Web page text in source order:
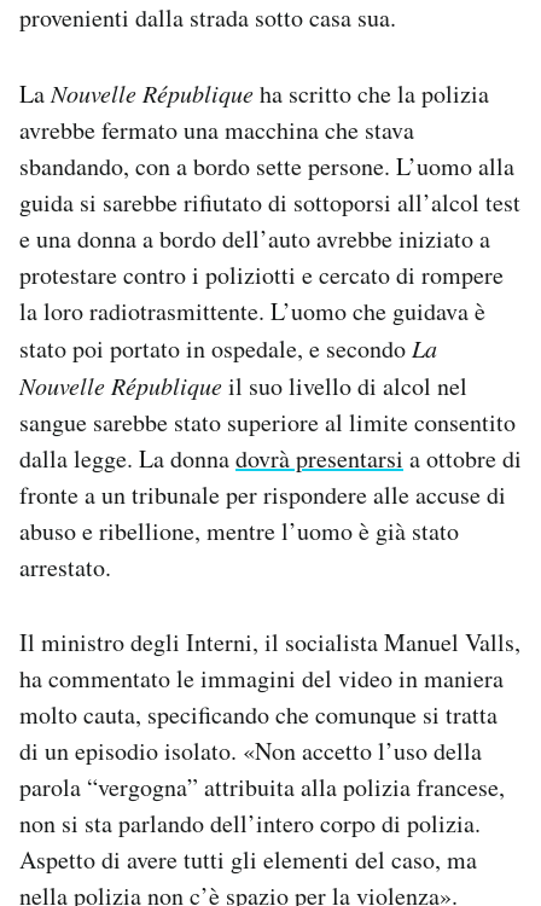
provenienti dalla strada sotto casa sua.
LaNouvelle Républiqueha scritto che la polizia
avrebbe fermato una macchina che stava
sbandando, con a bordo sette persone. L’uomo alla
guida si sarebbe rifiutato di sottoporsi all’alcol test
e una donna a bordo dell’auto avrebbe iniziato a
protestare contro i poliziotti e cercato di rompere
la loro radiotrasmittente. L’uomo che guidava è
stato poi portato in ospedale, e secondoLa
Nouvelle Républiqueil suo livello di alcol nel
sangue sarebbe stato superiore al limite consentito
dalla legge. La donnadovrà presentarsi a ottobre di
fronte a un tribunale per rispondere alle accuse di
abuso e ribellione, mentre l’uomo è già stato
arrestato.
Il ministro degli Interni, il socialista Manuel Valls,
ha commentato le immagini del video in maniera
molto cauta, specificando che comunque si tratta
di un episodio isolato. «Non accetto l’uso della
parola “vergogna” attribuita alla polizia francese,
non si sta parlando dell’intero corpo di polizia.
Aspetto di avere tutti gli elementi del caso, ma
nella polizia non c’è spazio per la violenza».